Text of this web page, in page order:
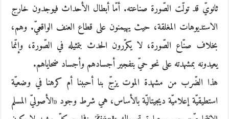
ثانويّ قد تولّت الصّورة صناعته. أمّا أبطال الأحداث فيوجدون خارج
الاستديوهات المغلقة، حيث يهيمنون على قطاع العنف الواقعيّ. وهم،
بخلاف صنّاع الصّورة، لا يكرّرون الحدث بتمثيله في الصّورة، وإنّما
يعيدونه بمشهدته على نحو حيّ بتفجير أجسادهم وأجساد ضحاياهم.
هذا الضّرب من مشهدة الموت يزجّ بنا أحببنا أم كرهنا في وضعيّة
استطيقيّة إعلاميّة ديجيتاليّة بالأساس، هي شرط وجود «الأصوليّ المسلم